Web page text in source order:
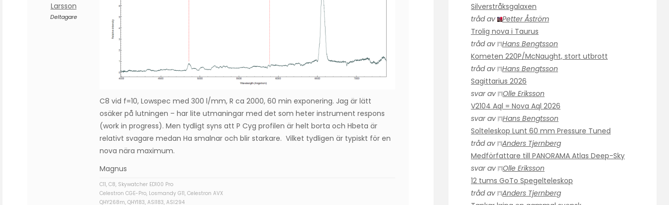
Larsson
Deltagare
C8 vid f=10, Lowspec med 300 l/mm, R ca 2000, 60 min exponering. Jag är lätt
osäker på lutningen – har lite utmaningar med det som heter instrument respons
(work in progress). Men tydligt syns att P Cyg profilen är helt borta och Hbeta är
relativt svagare medan Ha smalnar och blir starkare. Vilket tydligen är typiskt för en
nova nära maximum.
Magnus
C11, C8, Skywatcher ED100 Pro
Celestron CGE-Pro, Losmandy G11, Celestron AVX
QHY268m, QHY183, ASI183, ASI294
Silverstråksgalaxen
tråd av
Petter Åström
Trolig nova i Taurus
tråd av
Hans Bengtsson
Kometen 220P/McNaught, stort utbrott
tråd av
Hans Bengtsson
Sagittarius 2026
svar av
Olle Eriksson
V2104 Aql = Nova Aql 2026
svar av
Hans Bengtsson
Solteleskop Lunt 60 mm Pressure Tuned
tråd av
Anders Tjernberg
Medförfattare till PANORAMA Atlas Deep-Sky
svar av
Olle Eriksson
12 tums GoTo Spegelteleskop
tråd av
Anders Tjernberg